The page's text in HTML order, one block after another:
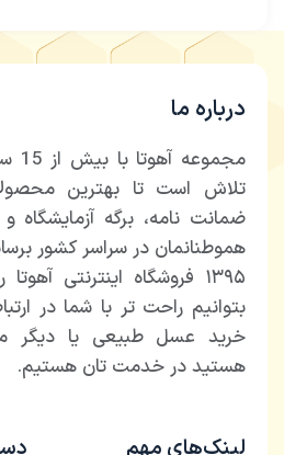
درباره ما
تلاش است تا بهترین
ضمانت نامه، برگه
هموطنانمان در سراسر کشور
۱۳۹۵ فروشگاه اینترنتی
بتوانیم راحت تر با شما در
خرید عسل طبیعی یا دیگر
هستید در خدمت تان هستیم.